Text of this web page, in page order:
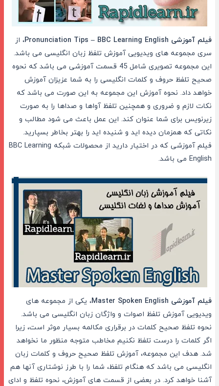
فیلم آموزشی Pronunciation Tips – BBC Learning English
، از
سری مجموعه های ویدیویی آموزش تلفظ زبان انگلیسی می باشد.
این مجموعه تصویری شامل 45 قسمت آموزشی می باشد که نحوه
صحیح تلفظ حروف و کلمات انگلیسی را به شما عزیزان آموزش
خواهد داد. نحوه آموزش این مجموعه به این صورت می باشد که
نکات لازم و ضروری و همچنین تلفظ آواها و صداها را به صورت
زیرنویس برای شما عنوان کند. این عمل باعث می شود مطالب و
نکاتی که همزمان دیده اید و شنیده اید را بهتر بخاطر بسپارید.
فیلم آموزشی که در اختیار دارید از محصولات شبکه BBC Learning
English می باشد.
فیلم آموزشی Master Spoken English
، یکی از مجموعه های
ویدیویی آموزش تلفظ اصوات و واژگان زبان انگلیسی می باشد.
نحوه تلفظ صحیح کلمات در برقراری مکالمه بسیار موثر است، زیرا
اگر کلمات را درست تلفظ نکنیم مخاطب متوجه منظور ما نخواهد
شد. هدف این مجموعه، آموزش تلفظ صحیح حروف و کلمات زبان
انگلیسی می باشد که هنگام تلفظ، شما را با طرز نوشتاری آنها هم
آشنا خواهد کرد. در بعضی از قسمت های آموزش، نحوه تلفظ و ادای